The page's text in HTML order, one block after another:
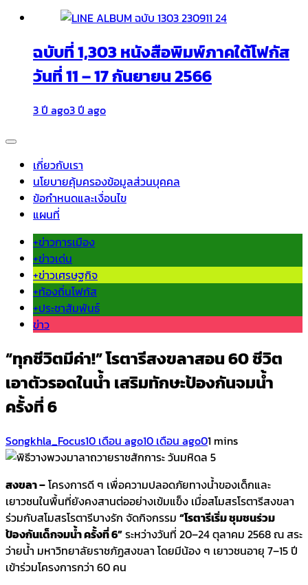
ฉบับที่ 1,303 หนังสือพิมพ์ภาคใต้โฟกัส
วันที่ 11 – 17 กันยายน 2566
3 ปี ago3 ปี ago
เกี่ยวกับเรา
นโยบายคุ้มครองข้อมูลส่วนบุคคล
ข้อกำหนดและเงื่อนไข
แผนที่
+ข่าวการเมือง
+ข่าวเด่น
+ข่าวเศรษฐกิจ
+ท้องถิ่นโฟกัส
+ประชาสัมพันธ์
ข่าว
“ทุกชีวิตมีค่า!” โรตารีสงขลาสอน 60 ชีวิต
เอาตัวรอดในน้ำ เสริมทักษะป้องกันจมน้ำ
ครั้งที่ 6
Songkhla_Focus10 เดือน ago10 เดือน ago01 mins
สงขลา –โครงการดี ๆ เพื่อความปลอดภัยทางน้ำของเด็กและ
เยาวชนในพื้นที่ยังคงสานต่ออย่างเข้มแข็ง เมื่อสโมสรโรตารีสงขลา
ร่วมกับสโมสรโรตารีบางรัก จัดกิจกรรม “โรตารีเริ่ม ชุมชนร่วม
ป้องกันเด็กจมน้ำ ครั้งที่ 6”ระหว่างวันที่ 20–24 ตุลาคม 2568 ณ สระ
ว่ายน้ำ มหาวิทยาลัยราชภัฏสงขลา โดยมีน้อง ๆ เยาวชนอายุ 7–15 ปี
เข้าร่วมโครงการกว่า 60 คน